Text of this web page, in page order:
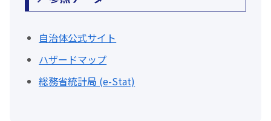
自治体公式サイト
ハザードマップ
総務省統計局 (e-Stat)